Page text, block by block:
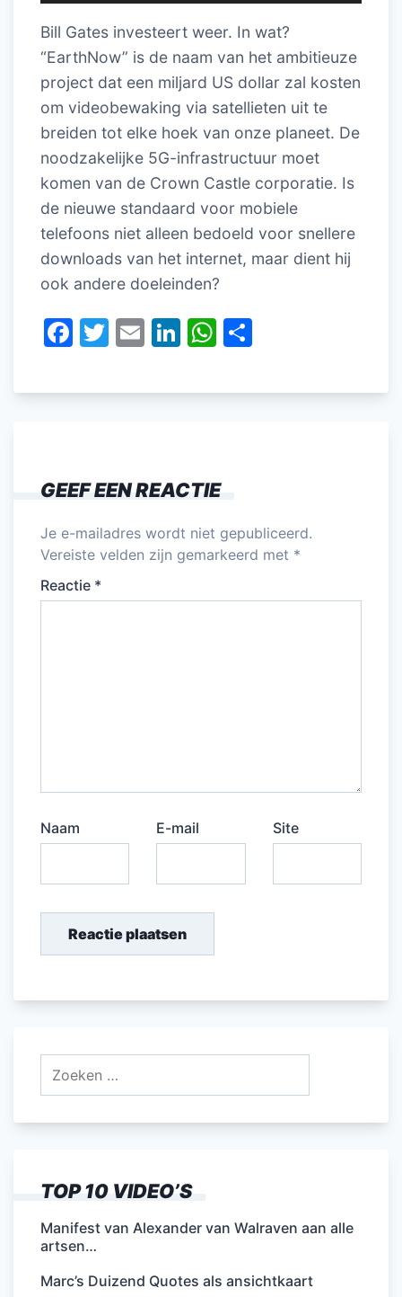
Bill Gates investeert weer. In wat?
“EarthNow” is de naam van het ambitieuze
project dat een miljard US dollar zal kosten
om videobewaking via satellieten uit te
breiden tot elke hoek van onze planeet. De
noodzakelijke 5G-infrastructuur moet
komen van de Crown Castle corporatie. Is
de nieuwe standaard voor mobiele
telefoons niet alleen bedoeld voor snellere
downloads van het internet, maar dient hij
ook andere doeleinden?
F
c
o
o
k
T
itt
E
ai
Li
k
n
W
at
p
p
e
GEEF EEN REACTIE
Je e-mailadres wordt niet gepubliceerd.
Vereiste velden zijn gemarkeerd met *
Reactie *
Naam E-mail Site
TOP 10 VIDEO’S
Manifest van Alexander van Walraven aan alle
artsen…
Marc’s Duizend Quotes als ansichtkaart